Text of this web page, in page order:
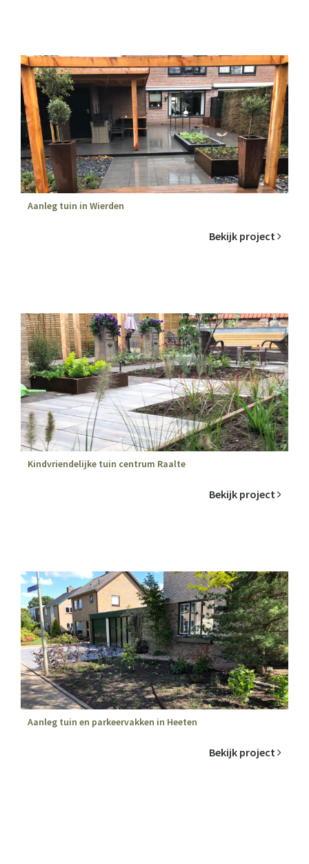
Aanleg tuin in Wierden
Bekijk project
Kindvriendelijke tuin centrum Raalte
Bekijk project
Aanleg tuin en parkeervakken in Heeten
Bekijk project